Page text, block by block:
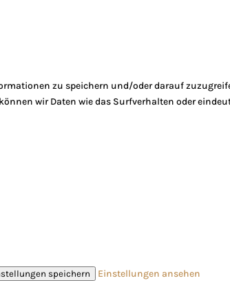
zu speichern und/oder darauf
wir Daten wie das Surfverhalten oder
speichern
Einstellungen ansehen